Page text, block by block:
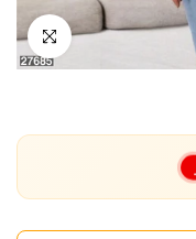
انقر للتكبير